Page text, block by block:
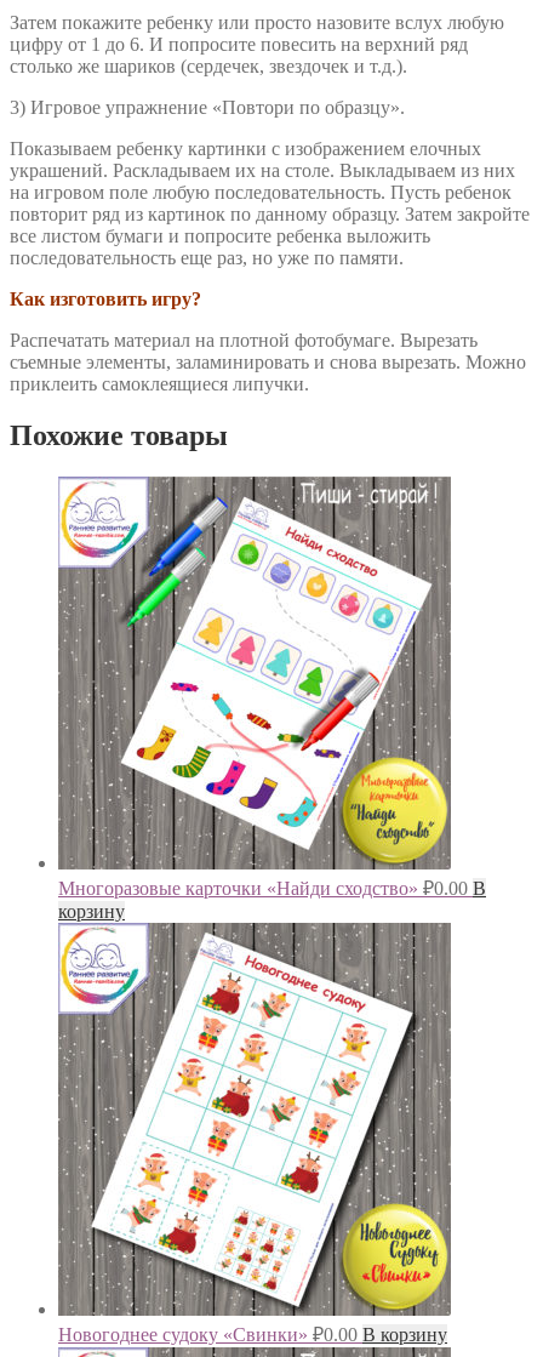
Затем покажите ребенку или просто назовите вслух любую
цифру от 1 до 6. И попросите повесить на верхний ряд
столько же шариков (сердечек, звездочек и т.д.).
3) Игровое упражнение «Повтори по образцу».
Показываем ребенку картинки с изображением елочных
украшений. Раскладываем их на столе. Выкладываем из них
на игровом поле любую последовательность. Пусть ребенок
повторит ряд из картинок по данному образцу. Затем закройте
все листом бумаги и попросите ребенка выложить
последовательность еще раз, но уже по памяти.
Как изготовить игру?
Распечатать материал на плотной фотобумаге. Вырезать
съемные элементы, заламинировать и снова вырезать. Можно
приклеить самоклеящиеся липучки.
Похожие товары
Многоразовые карточки «Найди сходство» ₽0.00 В
корзину
Новогоднее судоку «Свинки» ₽0.00 В корзину